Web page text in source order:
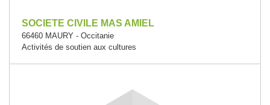
SOCIETE CIVILE MAS AMIEL
66460 MAURY - Occitanie
Activités de soutien aux cultures